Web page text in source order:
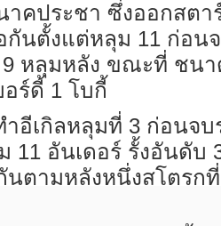
าคประชา ซึ่งออกสต
กันตั้งแต่หลุม 11 ก่อน
9 หลุมหลัง ขณะที่ ชน
อร์ดี้ 1 โบกี้
ำอีเกิลหลุมที่ 3 ก่อนจ
11 อันเดอร์ รั้งอันดับ
นตามหลังหนึ่งสโตรก